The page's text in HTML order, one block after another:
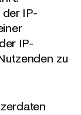
IP-
IP-
zu